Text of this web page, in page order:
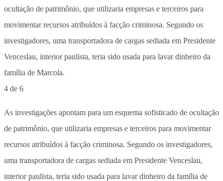
4 de 6
As investigações apontam para um esquema sofisticado de ocultação
de patrimônio, que utilizaria empresas e terceiros para movimentar
recursos atribuídos à facção criminosa. Segundo os investigadores,
uma transportadora de cargas sediada em Presidente Venceslau,
interior paulista, teria sido usada para lavar dinheiro da família de